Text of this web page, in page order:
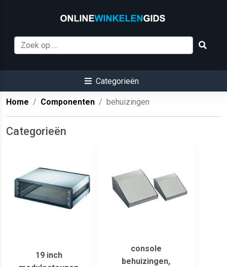
Categorieën
Home Componenten behuizingen
Categorieën
19 inch
console
behuizingen,